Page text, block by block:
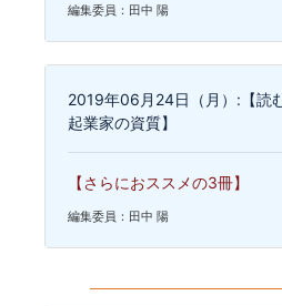
編集委員：田中 陽
2019年06月24日（月）:【
起業家の資質】
【さらにおススメの3冊】
編集委員：田中 陽